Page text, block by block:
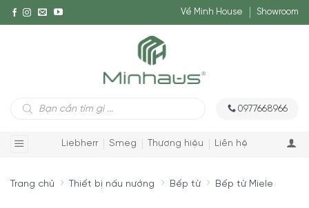
Về Minh House Showroom
Tìm
kiếm
0977668966
Liebherr Smeg Thương hiệu Liên hệ
Trang chủ Thiết bị nấu nướng Bếp từ Bếp từ Miele